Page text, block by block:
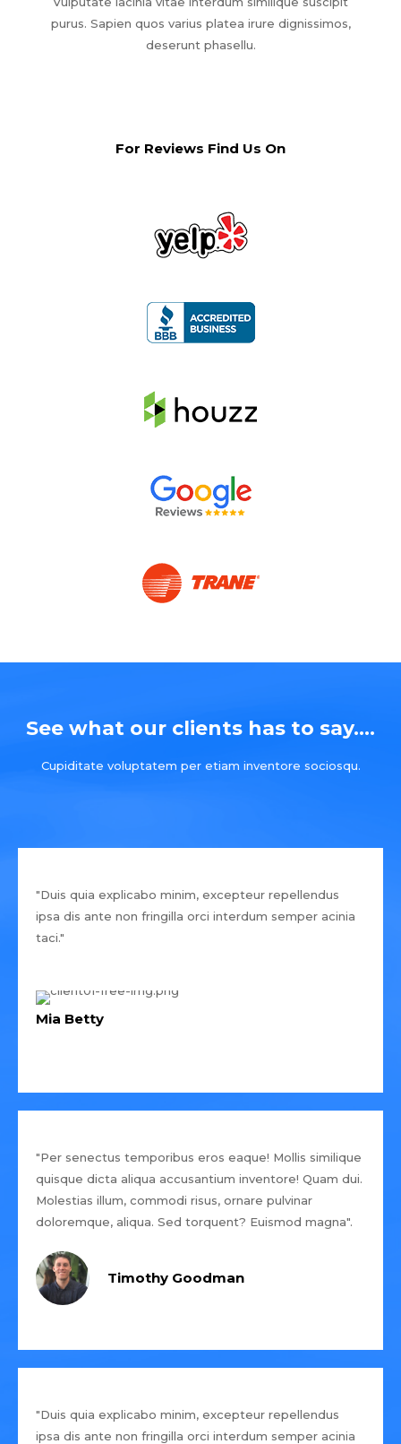
purus. Sapien quos varius platea irure dignissimos,
deserunt phasellu.
For Reviews Find Us On
See what our clients has to say....
Cupiditate voluptatem per etiam inventore sociosqu.
"Duis quia explicabo minim, excepteur repellendus
ipsa dis ante non fringilla orci interdum semper acinia
taci."
Mia Betty
"Per senectus temporibus eros eaque! Mollis similique
quisque dicta aliqua accusantium inventore! Quam dui.
Molestias illum, commodi risus, ornare pulvinar
doloremque, aliqua. Sed torquent? Euismod magna".
Timothy Goodman
"Duis quia explicabo minim, excepteur repellendus
ipsa dis ante non fringilla orci interdum semper acinia